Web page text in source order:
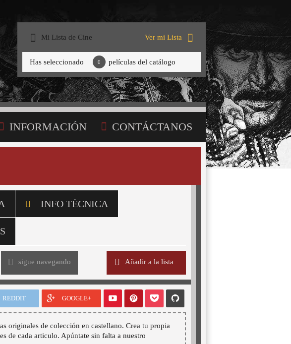
Mi Lista de Cine Ver mi Lista
Has seleccionado 0 películas del catálogo
INFORMACIÓN CONTÁCTANOS
INFO TÉCNICA
sigue navegando Añadir a la lista
REDDIT GOOGLE+
originales de colección en castellano. Crea tu propia
de cada articulo. Apúntate sin falta a nuestro